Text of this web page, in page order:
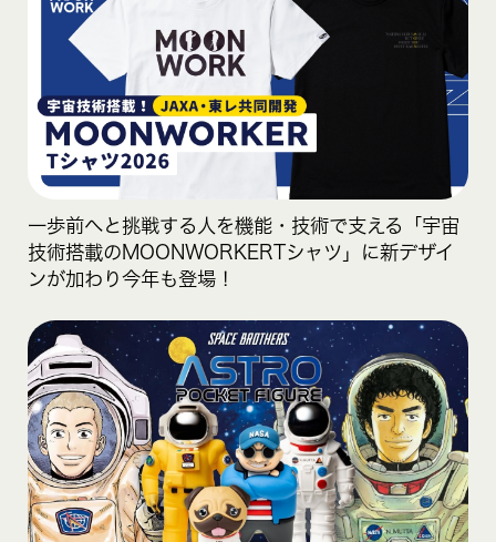
一歩前へと挑戦する人を機能・技術で支える「宇宙
技術搭載のMOONWORKERTシャツ」に新デザイ
ンが加わり今年も登場！